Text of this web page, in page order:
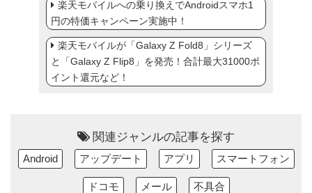
楽天モバイルへの乗り換えでAndroidスマホ1
円の特価キャンペーン実施中！
楽天モバイルが「Galaxy Z Fold8」シリーズ
と「Galaxy Z Flip8」を発売！合計最大31000ポ
イント還元など！
関連ジャンルの記事を探す
Android アップデート アプリ スマートフォン
ドコモ メール 不具合